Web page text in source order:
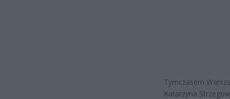
Tymczasem
Katarzyna